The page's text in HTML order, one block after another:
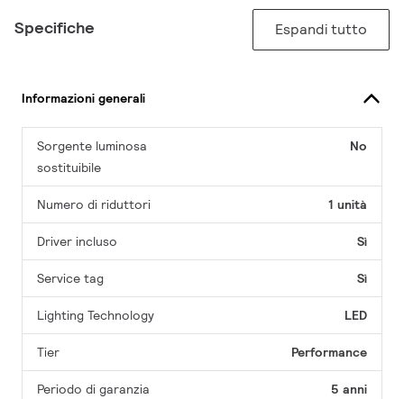
Specifiche Espandi tutto
Informazioni generali
Sorgente luminosa
sostituibile
No
Numero di riduttori 1 unità
Driver incluso Sì
Service tag Sì
Lighting Technology LED
Tier Performance
Periodo di garanzia 5 anni